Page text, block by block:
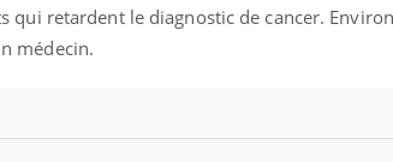
qui retardent le diagnostic de cancer.
médecin.